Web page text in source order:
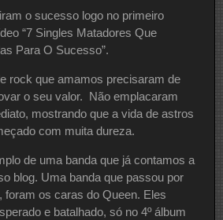
o sucesso logo no primeiro
“7 Singles Matadores Que
Para O Sucesso”.
rock que amamos precisaram de
o seu valor. Não emplacaram
mostrando que a vida de astros
com muita dureza.
de uma banda que já contamos a
blog. Uma banda que passou por
foram os caras do Queen. Eles
e batalhado, só no 4º álbum